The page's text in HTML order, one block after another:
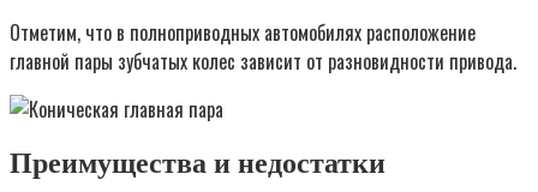
Отметим, что в полноприводных автомобилях расположение
главной пары зубчатых колес зависит от разновидности привода.
Преимущества и недостатки